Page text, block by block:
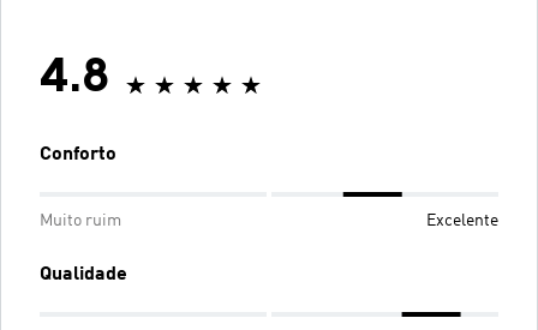
4.8
Conforto
Muito ruim Excelente
Qualidade